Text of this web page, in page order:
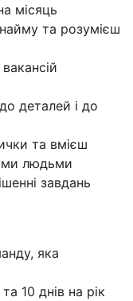
місяць
та розумієш
деталей і до
та вмієш
людьми
завдань
яка
10 днів на рік